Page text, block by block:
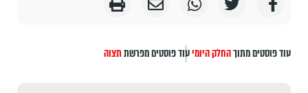
עוד פוסטים מתוךהחלק היומיעוד פוסטים מפרשתתצוה